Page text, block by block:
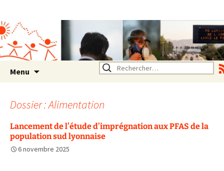
Rhône Alpes
Un environnement sain pour
la santé de tous
Menu Rechercher :
Dossier : Alimentation
Lancement de l’étude d’imprégnation aux PFAS de la
population sud lyonnaise
6 novembre 2025